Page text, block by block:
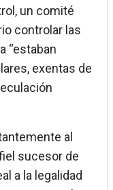
un comité
controlar las
“estaban
exentas de
al
sucesor de
a la legalidad